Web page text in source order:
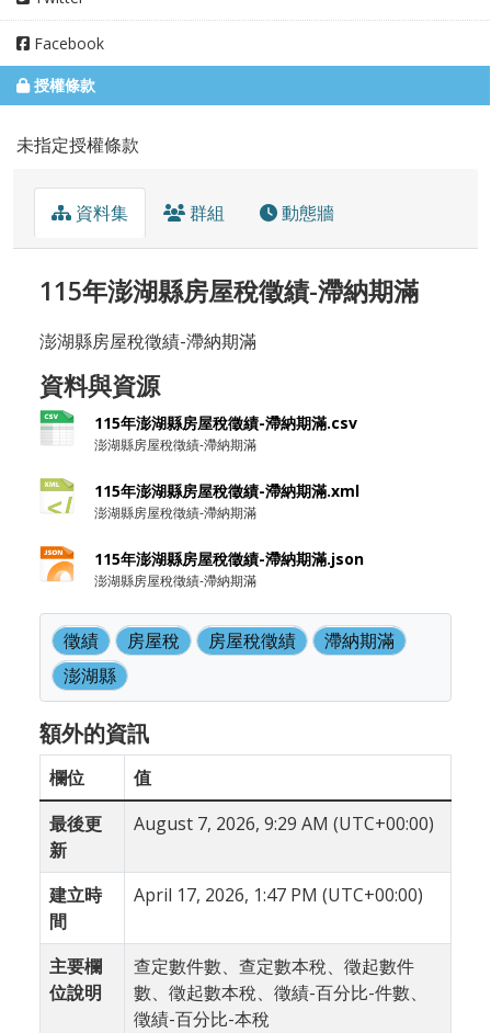
Facebook
授權條款
未指定授權條款
資料集 群組 動態牆
115年澎湖縣房屋稅徵績-滯納期滿
澎湖縣房屋稅徵績-滯納期滿
資料與資源
115年澎湖縣房屋稅徵績-滯納期滿.csv
澎湖縣房屋稅徵績-滯納期滿
115年澎湖縣房屋稅徵績-滯納期滿.xml
澎湖縣房屋稅徵績-滯納期滿
115年澎湖縣房屋稅徵績-滯納期滿.json
澎湖縣房屋稅徵績-滯納期滿
徵績 房屋稅 房屋稅徵績
滯納期滿
澎湖縣
額外的資訊
欄位
值
最後更
新
August 7, 2026, 9:29 AM (UTC+00:00)
建立時
間
April 17, 2026, 1:47 PM (UTC+00:00)
主要欄
位說明
查定數件數、查定數本稅、徵起數件
數、徵起數本稅、徵績-百分比-件數、
徵績-百分比-本稅